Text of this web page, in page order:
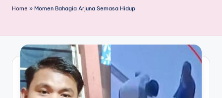
a
B
e
ri
t
Home » Momen Bahagia Arjuna Semasa Hidup